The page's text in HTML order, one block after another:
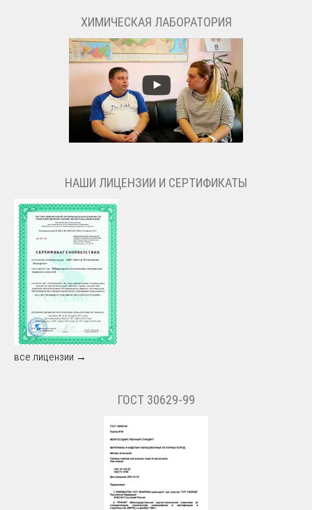
ХИМИЧЕСКАЯ ЛАБОРАТОРИЯ
НАШИ ЛИЦЕНЗИИ И СЕРТИФИКАТЫ
все лицензии →
ГОСТ 30629-99